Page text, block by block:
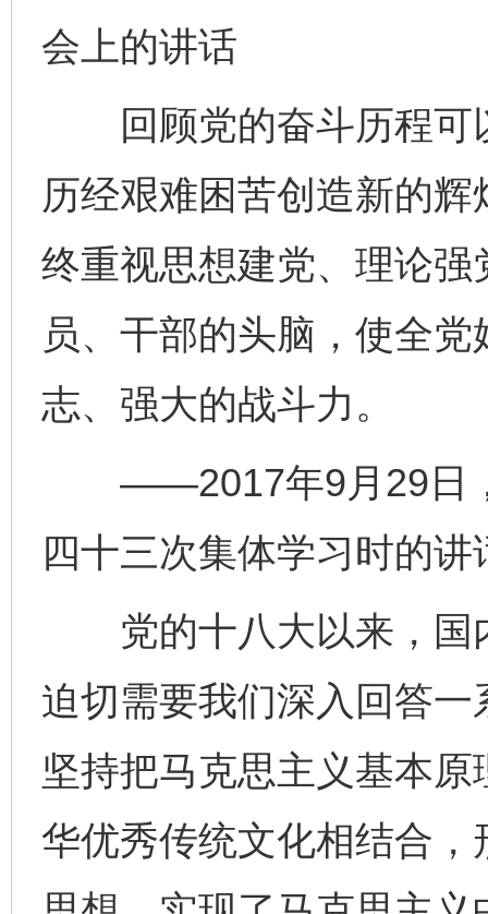
会上的讲话
回顾党的奋斗历程可
历经艰难困苦创造新的
终重视思想建党、理论
员、干部的头脑，使全
志、强大的战斗力。
——2017年9月29日，
四十三次集体学习时的讲
党的十八大以来，国
迫切需要我们深入回答
坚持把马克思主义基本
华优秀传统文化相结合